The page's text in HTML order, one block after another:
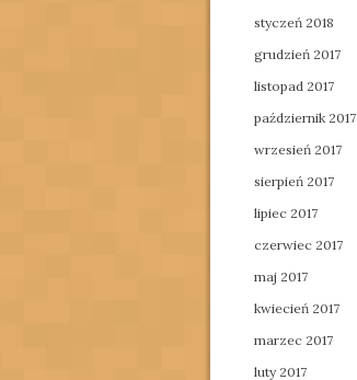
styczeń 2018
grudzień 2017
listopad 2017
październik 2017
wrzesień 2017
sierpień 2017
lipiec 2017
czerwiec 2017
maj 2017
kwiecień 2017
marzec 2017
luty 2017